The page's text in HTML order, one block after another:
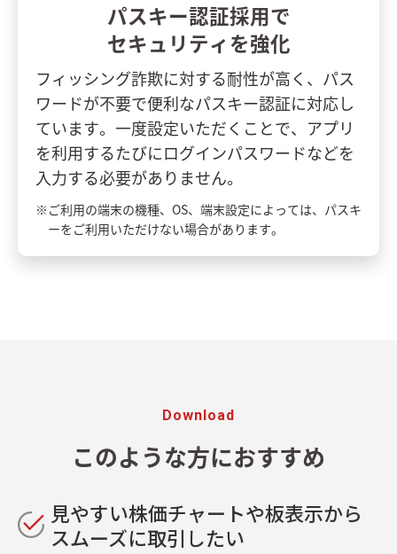
パスキー認証採用で
セキュリティを強化
フィッシング詐欺に対する耐性が高く、パス
ワードが不要で便利なパスキー認証に対応し
ています。一度設定いただくことで、アプリ
を利用するたびにログインパスワードなどを
入力する必要がありません。
※ご利用の端末の機種、OS、端末設定によっては、パスキ
ーをご利用いただけない場合があります。
Download
このような方におすすめ
見やすい株価チャートや板表示から
スムーズに取引したい